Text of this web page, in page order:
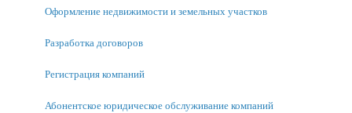
Оформление недвижимости и земельных участков
Разработка договоров
Регистрация компаний
Абонентское юридическое обслуживание компаний